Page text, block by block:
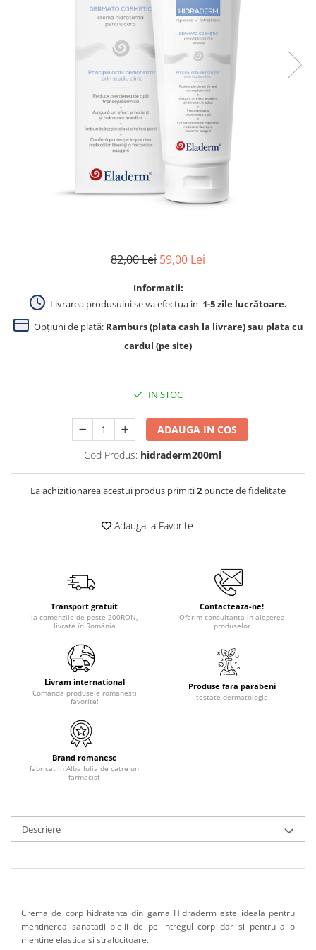
Produse pentru curatare
Produse pentru pete pigmentare
Evidence skincare
82,00 Lei 59,00 Lei
Informatii:
Livrarea produsului se va efectua in 1-5 zile lucrătoare.
Opțiuni de plată: Ramburs (plata cash la livrare) sau plata cu
cardul (pe site)
IN STOC
ADAUGA IN COS
Cod Produs: hidraderm200ml
La achizitionarea acestui produs primiti2 puncte de fidelitate
Adauga la Favorite
Transport gratuit
la comenzile de peste 200RON,
livrate în România
Contacteaza-ne!
Oferim consultanta in alegerea
produselor
Livram international
Comanda produsele romanesti
favorite!
Produse fara parabeni
testate dermatologic
Brand romanesc
fabricat in Alba Iulia de catre un
farmacist
Descriere
Crema de corp hidratanta din gama Hidraderm este ideala pentru
mentinerea sanatatii pielii de pe intregul corp dar si pentru a o
mentine elastica si stralucitoare.